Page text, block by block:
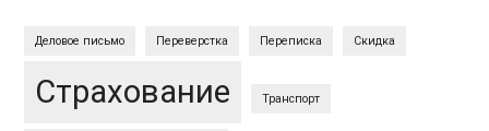
Деловое письмо Переверстка Переписка Скидка
Страхование Транспорт